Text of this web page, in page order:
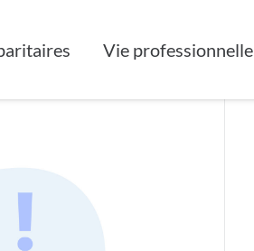
Vie professionnelle